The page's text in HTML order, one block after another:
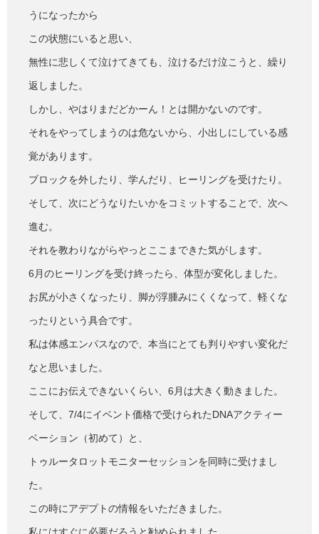
うになったから
この状態にいると思い、
無性に悲しくて泣けてきても、泣けるだけ泣こうと、繰り
返しました。
しかし、やはりまだどかーん！とは開かないのです。
それをやってしまうのは危ないから、小出しにしている感
覚があります。
ブロックを外したり、学んだり、ヒーリングを受けたり。
そして、次にどうなりたいかをコミットすることで、次へ
進む。
それを教わりながらやっとここまできた気がします。
6月のヒーリングを受け終ったら、体型が変化しました。
お尻が小さくなったり、脚が浮腫みにくくなって、軽くな
ったりという具合です。
私は体感エンパスなので、本当にとても判りやすい変化だ
なと思いました。
ここにお伝えできないくらい、6月は大きく動きました。
そして、7/4にイベント価格で受けられたDNAアクティー
ベーション（初めて）と、
トゥルータロットモニターセッションを同時に受けまし
た。
この時にアデプトの情報をいただきました。